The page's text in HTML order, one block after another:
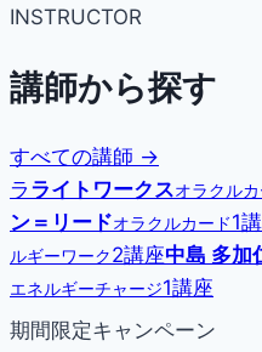
INSTRUCTOR
講師から探す
すべての講師 →
ラ ライトワークスオラクル
ン＝リードオラクルカード1
ルギーワーク2講座中島 多加
エネルギーチャージ1講座
期間限定キャンペーン